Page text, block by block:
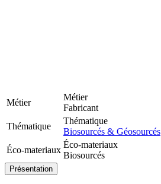
Métier
Métier
Fabricant
Thématique
Thématique
Biosourcés & Géosourcés
Éco-materiaux
Éco-materiaux
Biosourcés
Présentation